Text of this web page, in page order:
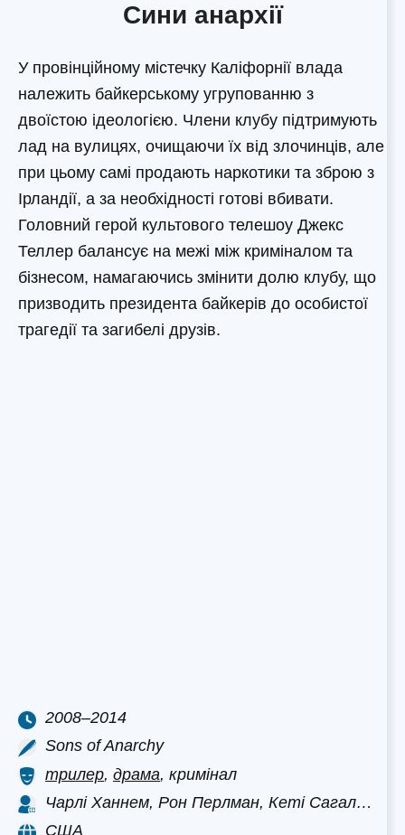
Сини анархії
У провінційному містечку Каліфорнії влада
належить байкерському угрупованню з
двоїстою ідеологією. Члени клубу підтримують
лад на вулицях, очищаючи їх від злочинців, але
при цьому самі продають наркотики та зброю з
Ірландії, а за необхідності готові вбивати.
Головний герой культового телешоу Джекс
Теллер балансує на межі між криміналом та
бізнесом, намагаючись змінити долю клубу, що
призводить президента байкерів до особистої
трагедії та загибелі друзів.
2008–2014
Sons of Anarchy
трилер, драма, кримінал
Чарлі Ханнем, Рон Перлман, Кеті Сагал…
США